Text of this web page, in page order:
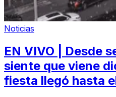
Noticias
EN VIVO | Desde
siente que viene
fiesta llegó hasta